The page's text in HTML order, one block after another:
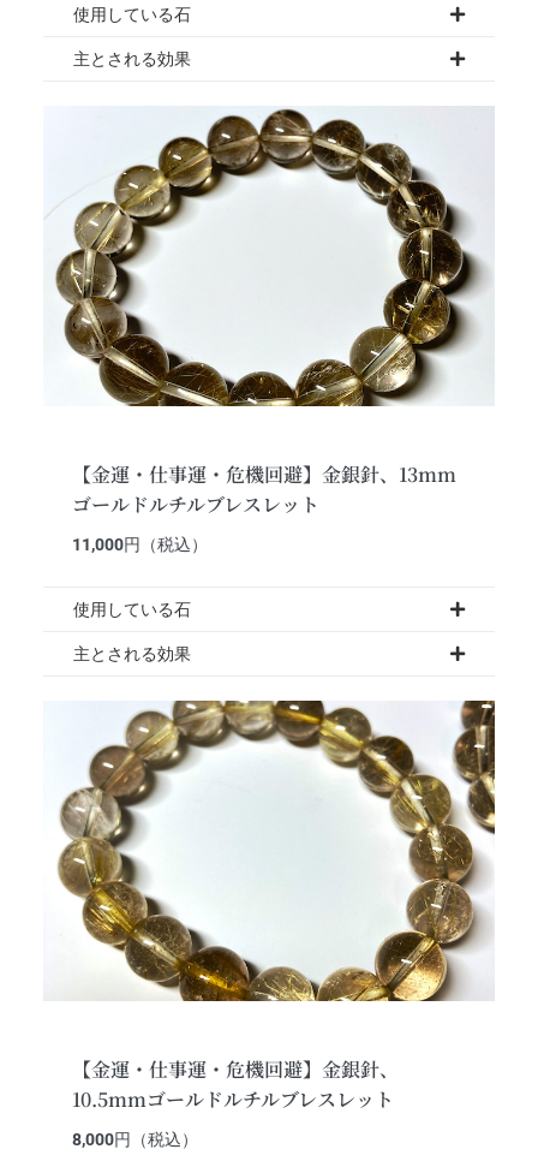
使用している石
主とされる効果
【金運・仕事運・危機回避】金銀針、13mm
ゴールドルチルブレスレット
11,000円（税込）
使用している石
主とされる効果
【金運・仕事運・危機回避】金銀針、
10.5mmゴールドルチルブレスレット
8,000円（税込）